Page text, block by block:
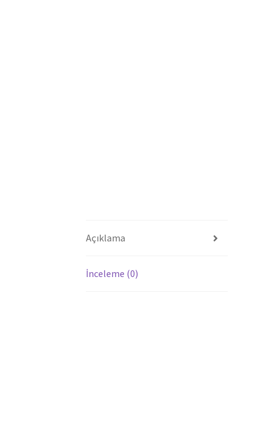
Açıklama
İnceleme (0)